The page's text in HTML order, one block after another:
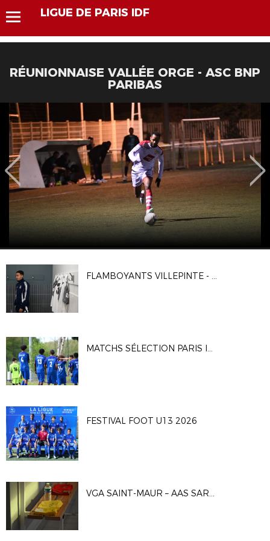
LIGUE DE PARIS IDF
RÉUNIONNAISE VALLÉE ORGE - ASC BNP
PARIBAS
FLAMBOYANTS VILLEPINTE - CA VITRY 2-1
MATCHS SÉLECTION PARIS IDF U16G
FESTIVAL FOOT U13 2026
VGA SAINT-MAUR – AAS SARCELLES 1-0